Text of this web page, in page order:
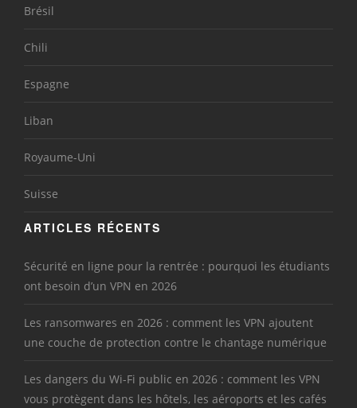
Brésil
Chili
Espagne
Liban
Royaume-Uni
Suisse
ARTICLES RÉCENTS
Sécurité en ligne pour la rentrée : pourquoi les étudiants
ont besoin d’un VPN en 2026
Les ransomwares en 2026 : comment les VPN ajoutent
une couche de protection contre le chantage numérique
Les dangers du Wi-Fi public en 2026 : comment les VPN
vous protègent dans les hôtels, les aéroports et les cafés